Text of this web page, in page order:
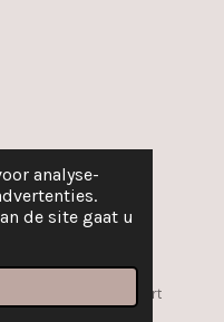
analyse-
de site gaat u
Kaart